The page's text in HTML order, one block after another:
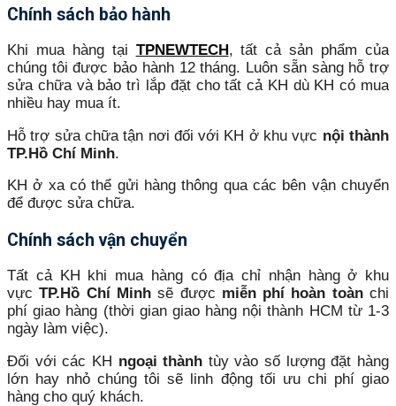
Chính sách bảo hành
Khi mua hàng tại TPNEWTECH, tất cả sản phẩm của
chúng tôi được bảo hành 12 tháng. Luôn sẵn sàng hỗ trợ
sửa chữa và bảo trì lắp đặt cho tất cả KH dù KH có mua
nhiều hay mua ít.
Hỗ trợ sửa chữa tận nơi đối với KH ở khu vực nội thành
TP.Hồ Chí Minh.
KH ở xa có thể gửi hàng thông qua các bên vận chuyển
để được sửa chữa.
Chính sách vận chuyển
Tất cả KH khi mua hàng có địa chỉ nhận hàng ở khu
vựcTP.Hồ Chí Minhsẽ được miễn phí hoàn toànchi
phí giao hàng (thời gian giao hàng nội thành HCM từ 1-3
ngày làm việc).
Đối với các KH ngoại thành tùy vào số lượng đặt hàng
lớn hay nhỏ chúng tôi sẽ linh động tối ưu chi phí giao
hàng cho quý khách.